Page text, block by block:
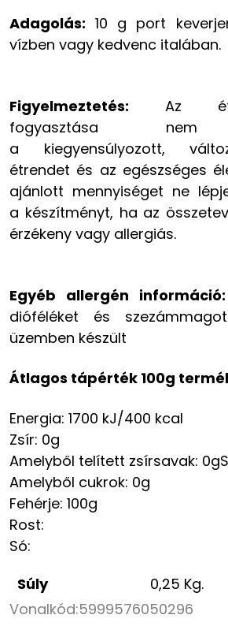
Adagolás: 10 g port
vízben vagy kedvenc italában.
Figyelmeztetés: Az
fogyasztása nem
a kiegyensúlyozott,
étrendet és az egészséges
ajánlott mennyiséget ne
a készítményt, ha az
érzékeny vagy allergiás.
Egyéb allergén információ:
dióféléket és
üzemben készült
Átlagos tápérték 100g
Energia: 1700 kJ/400 kcal
Zsír: 0g
Amelyből telített zsírsavak:
Amelyből cukrok: 0g
Fehérje: 100g
Rost:
Só:
Súly
0,25 Kg.
Vonalkód:5999576050296